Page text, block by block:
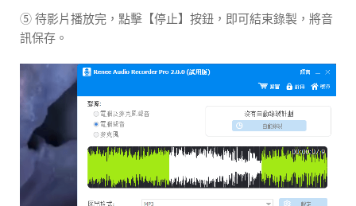
⑤ 待影片播放完，點擊【停止】按鈕，即可結束錄製，將音
訊保存。